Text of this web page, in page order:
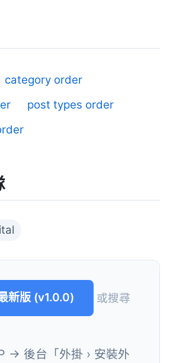
category order
post types order
新版 (v1.0.0)
或搜尋
後台「外掛 › 安裝外